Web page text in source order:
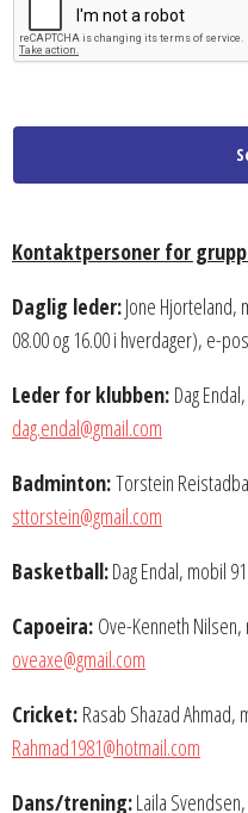
Kontaktpersoner for
Daglig leder:Jone Hjorteland,
08.00 og 16.00 i hverdager), e-
Leder for klubben: Dag
dag.endal@gmail.com
Badminton:Torstein
sttorstein@gmail.com
Basketball:Dag Endal, mobil
Capoeira: Ove-Kenneth
oveaxe@gmail.com
Cricket: Rasab Shazad
Rahmad1981@hotmail.com
Dans/trening:Laila